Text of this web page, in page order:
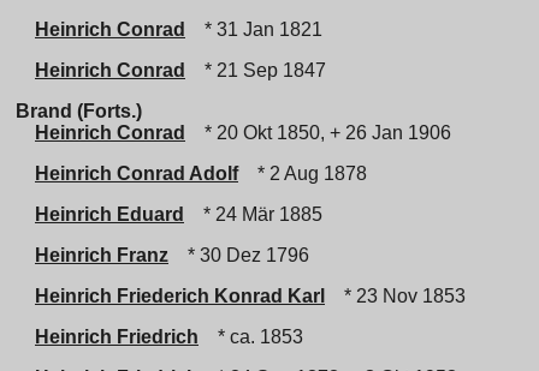
Heinrich Conrad
* 31 Jan 1821
Heinrich Conrad
* 21 Sep 1847
Brand (Forts.)
Heinrich Conrad
* 20 Okt 1850, + 26 Jan 1906
Heinrich Conrad Adolf
* 2 Aug 1878
Heinrich Eduard
* 24 Mär 1885
Heinrich Franz
* 30 Dez 1796
Heinrich Friederich Konrad Karl
* 23 Nov 1853
Heinrich Friedrich
* ca. 1853